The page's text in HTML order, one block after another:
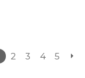
2 3 4 5